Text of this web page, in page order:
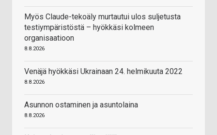
Myös Claude-tekoäly murtautui ulos suljetusta
testiympäristöstä – hyökkäsi kolmeen
organisaatioon
8.8.2026
Venäjä hyökkäsi Ukrainaan 24. helmikuuta 2022
8.8.2026
Asunnon ostaminen ja asuntolaina
8.8.2026